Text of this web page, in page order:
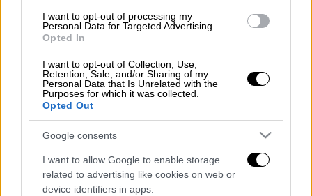
I want to opt-out of processing my
Personal Data for Targeted Advertising.
Opted In
I want to opt-out of Collection, Use,
Retention, Sale, and/or Sharing of my
Personal Data that Is Unrelated with the
Purposes for which it was collected.
Opted Out
Google consents
I want to allow Google to enable storage
related to advertising like cookies on web or
device identifiers in apps.
Σε έλεγχο που πραγματοποιήθηκε στις
αποσκευές του βρέθηκε το πολύ μεγάλο
ποσό το οποίο ήταν κυρίως σε
χαρτονομίσματα των 100 δολαρίων. Ο Ρώσος
υποήκοος ήταν επιβάτης σε πτήση από τη
Ρωσία προς την Αθήνα. Τα χρήματα
δεσμεύτηκαν και έχει ξεκινήσει έρευνα
προκειμένου να εξακριβωθεί η προέλευση
των χρημάτων.
Ο Ρώσος υπήκοος κρατείται και